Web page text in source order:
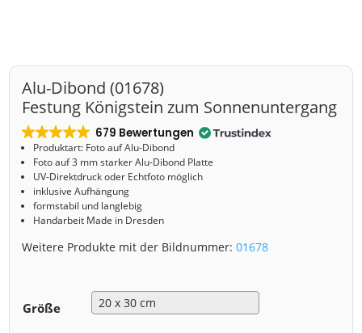
Alu-Dibond (01678)
Festung Königstein zum Sonnenuntergang
679 Bewertungen
Produktart: Foto auf Alu-Dibond
Foto auf 3 mm starker Alu-Dibond Platte
UV-Direktdruck oder Echtfoto möglich
inklusive Aufhängung
formstabil und langlebig
Handarbeit Made in Dresden
Weitere Produkte mit der Bildnummer:01678
Größe